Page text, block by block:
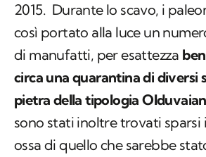
2015. Durante lo scavo, i
così portato alla luce un
di manufatti, per esattezza
circa una quarantina di diversi
pietra della tipologia
sono stati inoltre trovati sparsi
ossa di quello che sarebbe